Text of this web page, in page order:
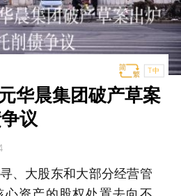
T中
华晨集团破产草案
议
、大股东和大部分经营管